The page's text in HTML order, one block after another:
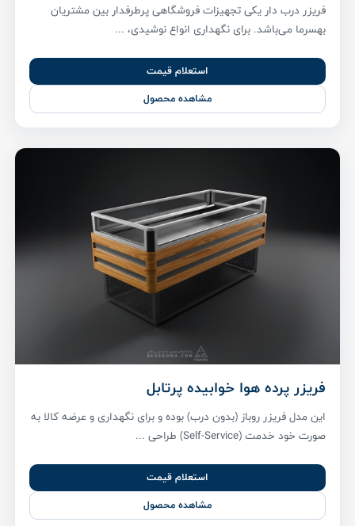
فریزر درب دار یکی تجهیزات فروشگاهی پر‌طرفدار بین مشتریان
بهسرما می‌باشد. برای نگهداری انواع نوشیدی، ...
استعلام قیمت
مشاهده محصول
فریزر پرده هوا خوابیده پرتابل
این مدل فریزر روباز (بدون درب) بوده و برای نگهداری و عرضه کالا به
صورت خود خدمت (Self-Service) طراحی ...
استعلام قیمت
مشاهده محصول